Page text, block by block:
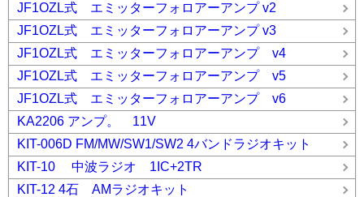
JF1OZL式 エミッターフォロアーアンプ v2
JF1OZL式 エミッターフォロアーアンプ v3
JF1OZL式 エミッターフォロアーアンプ v4
JF1OZL式 エミッターフォロアーアンプ v5
JF1OZL式 エミッターフォロアーアンプ v6
KA2206 アンプ。 11V
KIT-006D FM/MW/SW1/SW2 4バンドラジオキット
KIT-10 中波ラジオ 1IC+2TR
KIT-12 4石 AMラジオキット